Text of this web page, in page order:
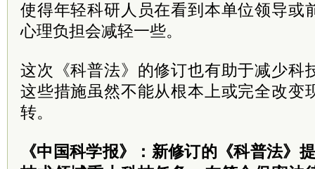
使得年轻科研人员在看到本单位领导或
心理负担会减轻一些。
这次《科普法》的修订也有助于减少科
这些措施虽然不能从根本上或完全改变
转。
《中国科学报》：新修订的《科普法》